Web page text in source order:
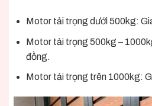
Motor tải trọng dưới 500kg:
Motor tải trọng 500kg –
đồng.
Motor tải trọng trên 1000kg: